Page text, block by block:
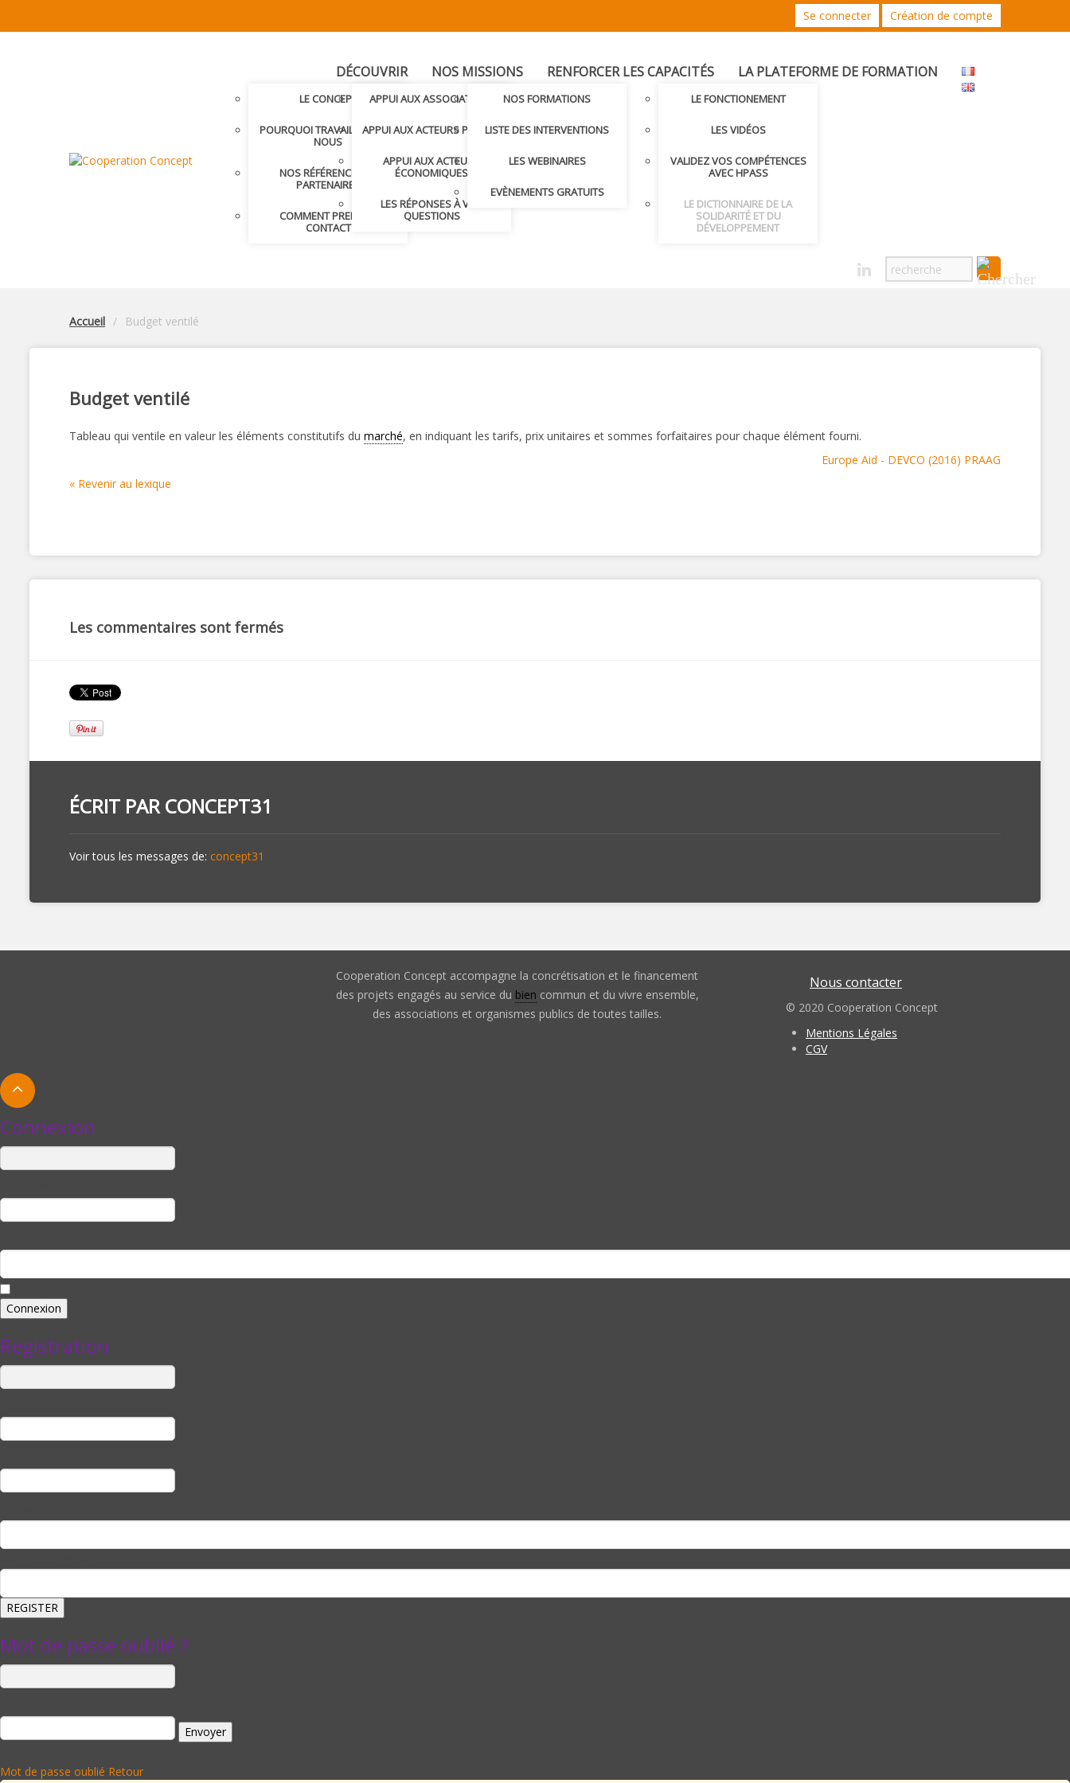
Se connecter Création de compte
DÉCOUVRIR
LE CONCEPT
POURQUOI TRAVAILLER AVEC
NOUS
NOS RÉFÉRENCES ET
PARTENAIRES
COMMENT PRENDRE
CONTACT
NOS MISSIONS
APPUI AUX ASSOCIATIONS
APPUI AUX ACTEURS PUBLICS
APPUI AUX ACTEURS
ÉCONOMIQUES
LES RÉPONSES À VOS
QUESTIONS
RENFORCER LES CAPACITÉS
NOS FORMATIONS
LISTE DES INTERVENTIONS
LES WEBINAIRES
EVÈNEMENTS GRATUITS
LA PLATEFORME DE FORMATION
LE FONCTIONEMENT
LES VIDÉOS
VALIDEZ VOS COMPÉTENCES
AVEC HPASS
LE DICTIONNAIRE DE LA
SOLIDARITÉ ET DU
DÉVELOPPEMENT
Accueil Budget ventilé
Budget ventilé
Tableau qui ventile en valeur les éléments constitutifs du marché, en indiquant les tarifs, prix unitaires et sommes forfaitaires pour chaque élément fourni.
Europe Aid - DEVCO (2016) PRAAG
« Revenir au lexique
Les commentaires sont fermés
ÉCRIT PARCONCEPT31
Voir tous les messages de: concept31
Cooperation Concept accompagne la concrétisation et le financement
des projets engagés au service du bien commun et du vivre ensemble,
des associations et organismes publics de toutes tailles.
Nous contacter
© 2020 Cooperation Concept
Mentions Légales
CGV
Connexion
Registration
Mot de passe oublié ?
Mot de passe oublié Retour